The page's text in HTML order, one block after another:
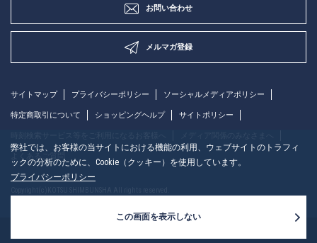
お問い合わせ
メルマガ登録
サイトマップ プライバシーポリシー ソーシャルメディアポリシー
特定商取引について ショッピングヘルプ サイトポリシー
よくあるご質問
弊社では、お客様の当サイトにおける機能の利用、ウェブサイトのトラフィ
ックの分析のために、Cookie（クッキー）を使用しています。
プライバシーポリシー
この画面を表示しない